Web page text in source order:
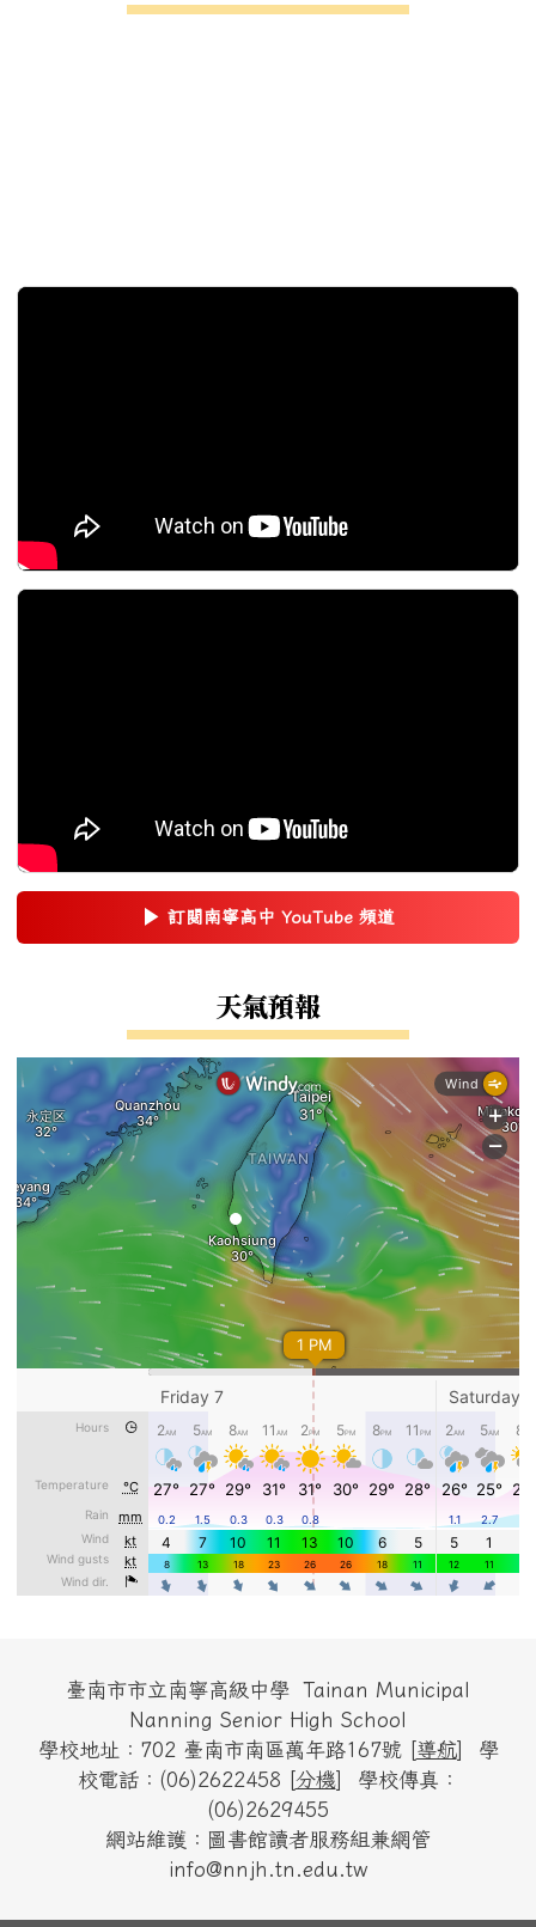
▶ 訂閱南寧高中 YouTube 頻道
(另開新視窗)
天氣預報
頁尾區域內容
臺南市市立南寧高級中學 Tainan Municipal
Nanning Senior High School
學校地址：702 臺南市南區萬年路167號 [導航] 學
校電話：(06)2622458 [分機] 學校傳真：
(06)2629455
網站維護：圖書館讀者服務組兼網管
info@nnjh.tn.edu.tw